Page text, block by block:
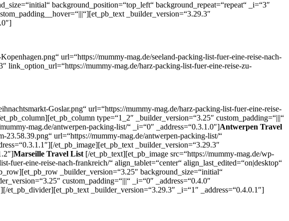
background_position=“top_left“ background_repeat=“repeat“ _i=“3″
_builder_version=“3.29.3″
url=“https://mummy-mag.de/seeland-packing-list-fuer-eine-reise-nach-
link_option_url=“https://mummy-mag.de/harz-packing-list-fuer-eine-reise-zu-
Goslar.png“ url=“https://mummy-mag.de/harz-packing-list-fuer-eine-reise-
type=“1_2″ _builder_version=“3.25″ custom_padding=“|||“
mag.de/antwerpen-packing-list/“ _i=“0″ _address=“0.3.1.0″]Antwerpen Travel
url=“https://mummy-mag.de/antwerpen-packing-list/“
et_pb_image][et_pb_text _builder_version=“3.29.3″
Marseille Travel List [/et_pb_text][et_pb_image src=“https://mummy-mag.de/wp-
eine-reise-nach-frankreich/“ align_tablet=“center“ align_last_edited=“on|desktop“
_builder_version=“3.25″ background_size=“initial“
custom_padding=“|||“ _i=“0″ _address=“0.4.0″
_builder_version=“3.29.3″ _i=“1″ _address=“0.4.0.1″]